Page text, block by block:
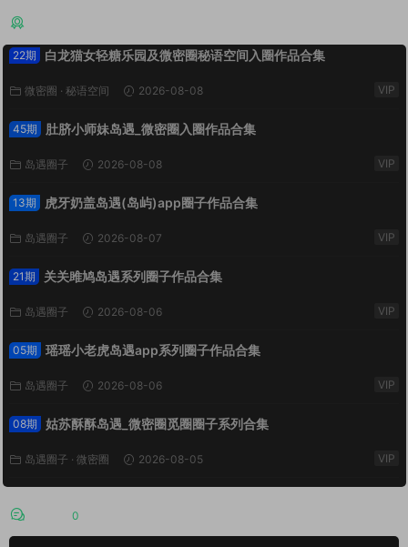
22期 白龙猫女轻糖乐园及微密圈秘语空间入圈作品合集
微密圈 · 秘语空间 2026-08-08 VIP
45期 肚脐小师妹岛遇_微密圈入圈作品合集
岛遇圈子 2026-08-08 VIP
13期 虎牙奶盖岛遇(岛屿)app圈子作品合集
岛遇圈子 2026-08-07 VIP
21期 关关雎鸠岛遇系列圈子作品合集
岛遇圈子 2026-08-06 VIP
05期 瑶瑶小老虎岛遇app系列圈子作品合集
岛遇圈子 2026-08-06 VIP
08期 姑苏酥酥岛遇_微密圈觅圈圈子系列合集
岛遇圈子 · 微密圈 2026-08-05 VIP
0